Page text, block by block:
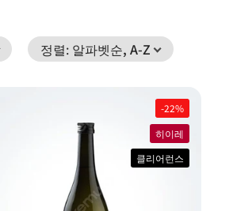
정렬: 알파벳순, A-Z
-22%
히이레
클리어런스